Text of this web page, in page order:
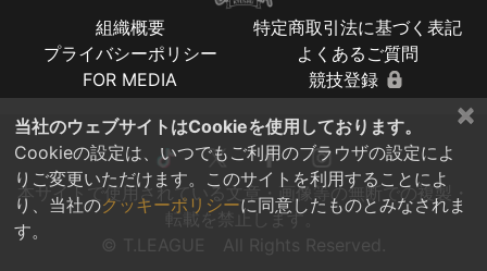
組織概要
特定商取引法に基づく表記
プライバシーポリシー
よくあるご質問
FOR MEDIA
競技登録
本サイトで使用されている文章・画像等の無断での複製・
転載を禁止します。
© T.LEAGUE All Rights Reserved.
×
当社のウェブサイトはCookieを使用しております。
Cookieの設定は、いつでもご利用のブラウザの設定によ
りご変更いただけます。このサイトを利用することによ
り、当社のクッキーポリシーに同意したものとみなされま
す。